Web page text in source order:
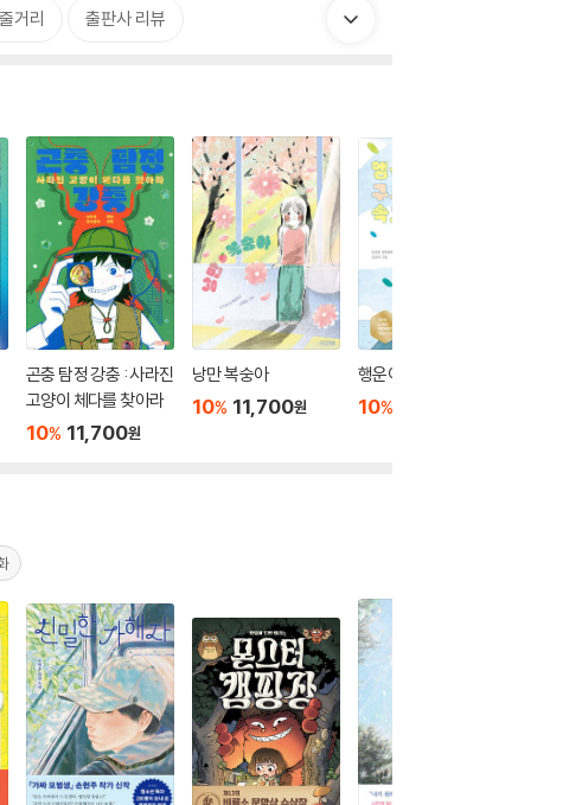
줄거리 출판사 리뷰
곤충 탐정 강충 : 사라진
고양이 체다를 찾아라
10% 11,700원
낭만 복숭아
10% 11,700원
행운이 구르는 속도
10%